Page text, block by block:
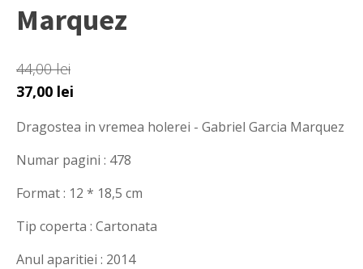
Marquez
44,00lei
Prețul
a
fost:
37,00 lei
este:
37,00 lei.
Dragostea in vremea holerei - Gabriel Garcia Marquez
Numar pagini : 478
Format : 12 * 18,5 cm
Tip coperta : Cartonata
Anul aparitiei : 2014